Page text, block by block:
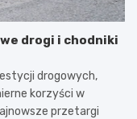
drogi i chodniki
drogowych,
korzyści w
przetargi